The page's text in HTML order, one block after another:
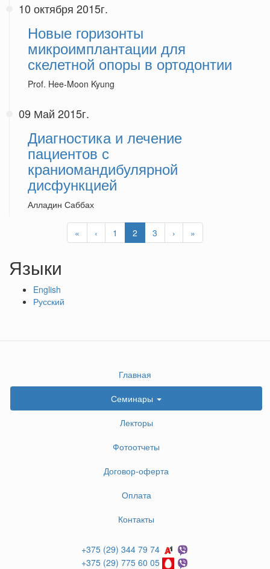
10 октября 2015г.
Новые горизонты
микроимплантации для
скелетной опоры в ортодонтии
Prof. Hee-Moon Kyung
09 Май 2015г.
Диагностика и лечение
пациентов с
краниомандибулярной
дисфункцией
Алладин Саббах
« ‹ 1 2 3 › »
Языки
English
Русский
Главная
Семинары
Лекторы
Фотоотчеты
Договор-оферта
Оплата
Контакты
+375 (29) 344 79 74
+375 (29) 775 60 05